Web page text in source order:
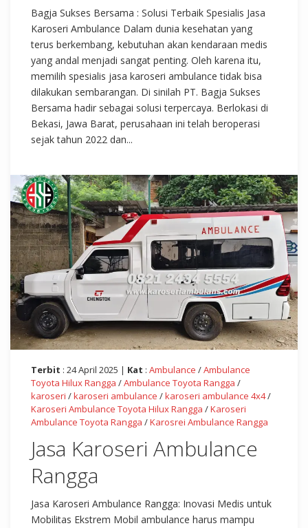
Bagja Sukses Bersama : Solusi Terbaik Spesialis Jasa
Karoseri Ambulance Dalam dunia kesehatan yang
terus berkembang, kebutuhan akan kendaraan medis
yang andal menjadi sangat penting. Oleh karena itu,
memilih spesialis jasa karoseri ambulance tidak bisa
dilakukan sembarangan. Di sinilah PT. Bagja Sukses
Bersama hadir sebagai solusi terpercaya. Berlokasi di
Bekasi, Jawa Barat, perusahaan ini telah beroperasi
sejak tahun 2022 dan...
Terbit : 24 April 2025 | Kat : Ambulance /Ambulance
Toyota Hilux Rangga /Ambulance Toyota Rangga /
karoseri /karoseri ambulance /karoseri ambulance 4x4/
Karoseri Ambulance Toyota Hilux Rangga /Karoseri
Ambulance Toyota Rangga /Karosrei Ambulance Rangga
Jasa Karoseri Ambulance
Rangga
Jasa Karoseri Ambulance Rangga: Inovasi Medis untuk
Mobilitas Ekstrem Mobil ambulance harus mampu